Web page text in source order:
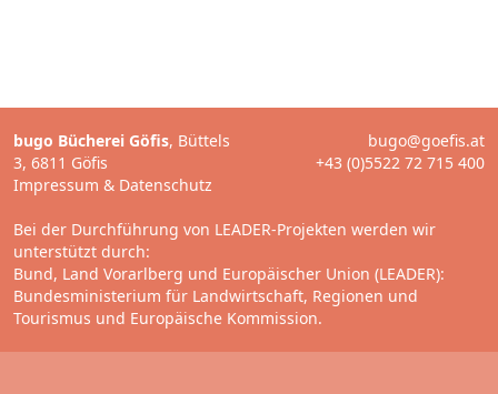
bugo Bücherei Göfis, Büttels
3, 6811 Göfis
Impressum & Datenschutz
bugo@goefis.at
+43 (0)5522 72 715 400
Bei der Durchführung von LEADER-Projekten werden wir
unterstützt durch:
Bund, Land Vorarlberg und Europäischer Union (LEADER):
Bundesministerium für Landwirtschaft, Regionen und
Tourismus und Europäische Kommission.